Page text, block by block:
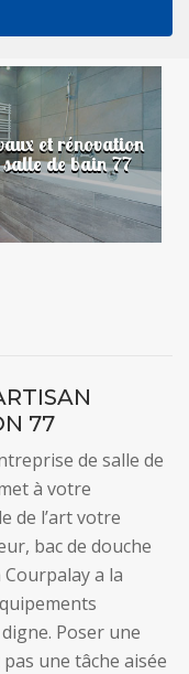
et rénovation
salle de bain 77
77
de salle de
à votre
de l’art votre
bac de douche
a la
Poser une
une tâche aisée